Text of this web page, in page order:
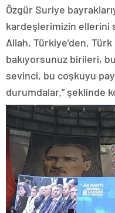
Özgür Suriye
kardeşlerimizin ellerini
Allah, Türkiye’den,
bakıyorsunuz birileri,
sevinci, bu coşkuyu
durumdalar.” şeklinde